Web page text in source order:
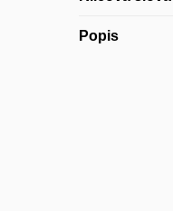
Popis